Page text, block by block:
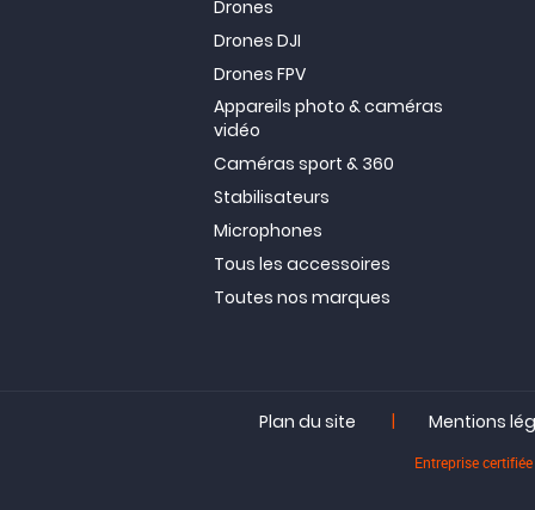
Drones
Drones DJI
Drones FPV
Appareils photo & caméras
vidéo
Caméras sport & 360
Stabilisateurs
Microphones
Tous les accessoires
Toutes nos marques
Plan du site | Mentions
Entreprise